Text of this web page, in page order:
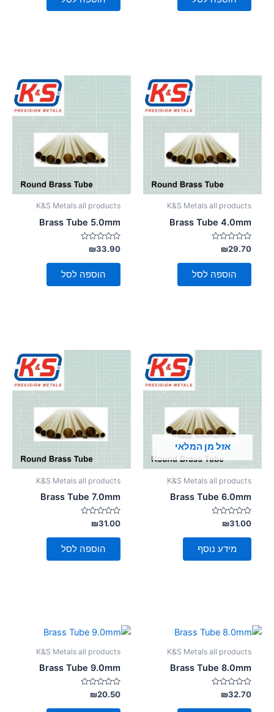
K&S Metals all products
Brass Tube 4.0mm
דורג
0
מתוך
₪29.70
הוספה לסל
K&S Metals all products
Brass Tube 5.0mm
דורג
0
מתוך
₪33.90
הוספה לסל
אזל מן המלאי
K&S Metals all products
Brass Tube 6.0mm
דורג
0
מתוך
₪31.00
מידע נוסף
K&S Metals all products
Brass Tube 7.0mm
דורג
0
מתוך
₪31.00
הוספה לסל
K&S Metals all products
Brass Tube 8.0mm
דורג
0
מתוך
₪32.70
K&S Metals all products
Brass Tube 9.0mm
דורג
0
מתוך
₪20.50